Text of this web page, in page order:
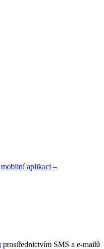
mobilní aplikaci –
prostřednictvím SMS a e-mailů